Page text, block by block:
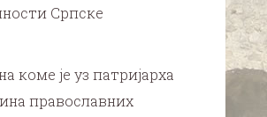
Српске
коме је уз патријарха
православних